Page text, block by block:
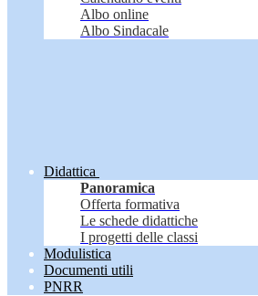
Albo online
Albo Sindacale
Didattica
Panoramica
Offerta formativa
Le schede didattiche
I progetti delle classi
Modulistica
Documenti utili
PNRR